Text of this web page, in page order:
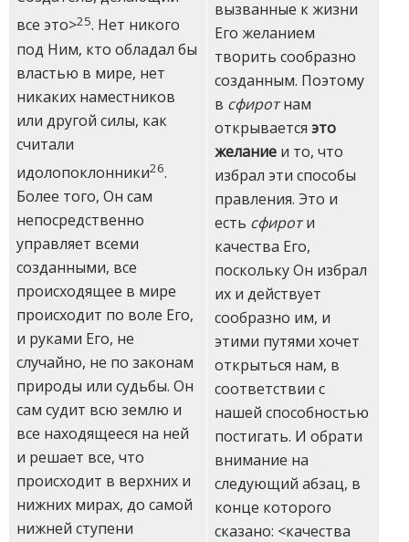
все это>25. Нет никого
под Ним, кто обладал бы
властью в мире, нет
никаких наместников
или другой силы, как
считали
идолопоклонники26.
Более того, Он сам
непосредственно
управляет всеми
созданными, все
происходящее в мире
происходит по воле Его,
и руками Его, не
случайно, не по законам
природы или судьбы. Он
сам судит всю землю и
все находящееся на ней
и решает все, что
происходит в верхних и
нижних мирах, до самой
нижней ступени
вызванные к жизни
Его желанием
творить сообразно
созданным. Поэтому
в сфиротнам
открываетсяэто
желание и то, что
избрал эти способы
правления. Это и
есть сфироти
качества Его,
поскольку Он избрал
их и действует
сообразно им, и
этими путями хочет
открыться нам, в
соответствии с
нашей способностью
постигать. И обрати
внимание на
следующий абзац, в
конце которого
сказано: <качества